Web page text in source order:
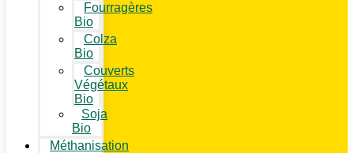
Fourragères
Bio
Colza
Bio
Couverts
Végétaux
Bio
Soja
Bio
Méthanisation